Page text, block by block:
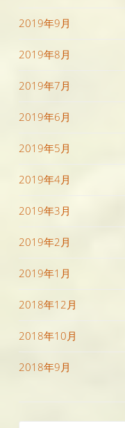
2019年9月
2019年8月
2019年7月
2019年6月
2019年5月
2019年4月
2019年3月
2019年2月
2019年1月
2018年12月
2018年10月
2018年9月